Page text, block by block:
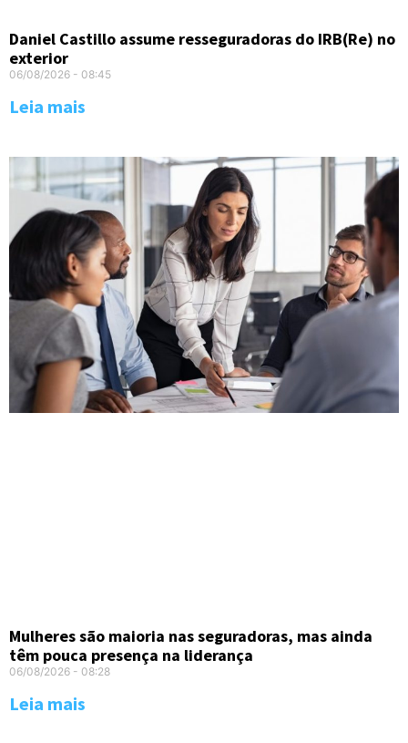
Daniel Castillo assume resseguradoras do IRB(Re) no
exterior
06/08/2026 08:45
Leia mais
Mulheres são maioria nas seguradoras, mas ainda
têm pouca presença na liderança
06/08/2026 08:28
Leia mais